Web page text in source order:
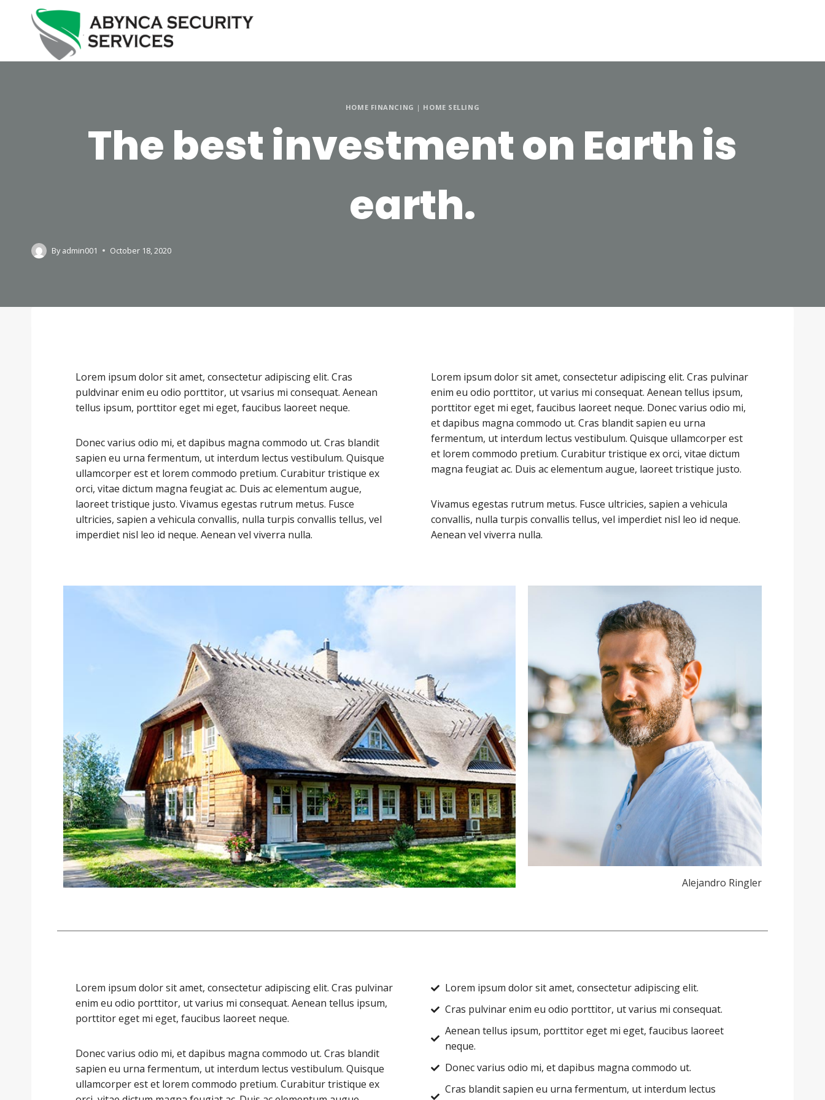
HOME FINANCING | HOME SELLING
The best investment on Earth is
earth.
By admin001 October 18, 2020
Lorem ipsum dolor sit amet, consectetur adipiscing elit. Cras
puldvinar enim eu odio porttitor, ut vsarius mi consequat. Aenean
tellus ipsum, porttitor eget mi eget, faucibus laoreet neque.
Donec varius odio mi, et dapibus magna commodo ut. Cras blandit
sapien eu urna fermentum, ut interdum lectus vestibulum. Quisque
ullamcorper est et lorem commodo pretium. Curabitur tristique ex
orci, vitae dictum magna feugiat ac. Duis ac elementum augue,
laoreet tristique justo. Vivamus egestas rutrum metus. Fusce
ultricies, sapien a vehicula convallis, nulla turpis convallis tellus, vel
imperdiet nisl leo id neque. Aenean vel viverra nulla.
Lorem ipsum dolor sit amet, consectetur adipiscing elit. Cras pulvinar
enim eu odio porttitor, ut varius mi consequat. Aenean tellus ipsum,
porttitor eget mi eget, faucibus laoreet neque. Donec varius odio mi,
et dapibus magna commodo ut. Cras blandit sapien eu urna
fermentum, ut interdum lectus vestibulum. Quisque ullamcorper est
et lorem commodo pretium. Curabitur tristique ex orci, vitae dictum
magna feugiat ac. Duis ac elementum augue, laoreet tristique justo.
Vivamus egestas rutrum metus. Fusce ultricies, sapien a vehicula
convallis, nulla turpis convallis tellus, vel imperdiet nisl leo id neque.
Aenean vel viverra nulla.
Alejandro Ringler
Lorem ipsum dolor sit amet, consectetur adipiscing elit. Cras pulvinar
enim eu odio porttitor, ut varius mi consequat. Aenean tellus ipsum,
porttitor eget mi eget, faucibus laoreet neque.
Donec varius odio mi, et dapibus magna commodo ut. Cras blandit
sapien eu urna fermentum, ut interdum lectus vestibulum. Quisque
ullamcorper est et lorem commodo pretium. Curabitur tristique ex
Lorem ipsum dolor sit amet, consectetur adipiscing elit.
Cras pulvinar enim eu odio porttitor, ut varius mi consequat.
Aenean tellus ipsum, porttitor eget mi eget, faucibus laoreet
neque.
Donec varius odio mi, et dapibus magna commodo ut.
Cras blandit sapien eu urna fermentum, ut interdum lectus